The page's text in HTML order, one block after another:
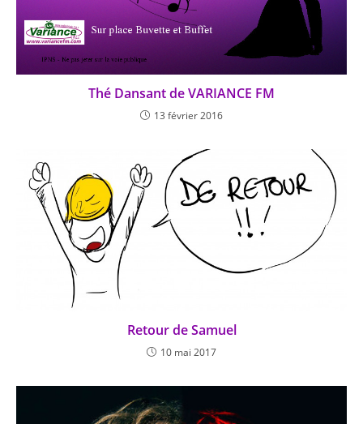
Thé Dansant de VARIANCE FM
13 février 2016
Retour de Samuel
10 mai 2017